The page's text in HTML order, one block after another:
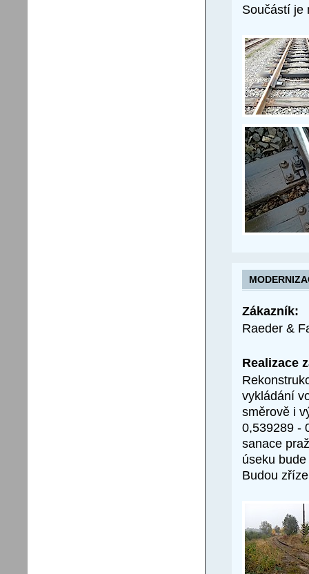
Součástí je
Zákazník:
Raeder &
Realizace
vykládání
směrově i
0,539289 -
sanace
úseku
Budou